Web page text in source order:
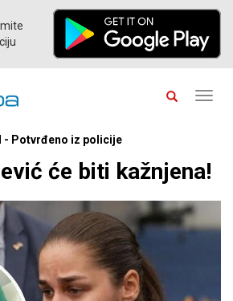
- Potvrđeno iz policije
će biti kažnjena!